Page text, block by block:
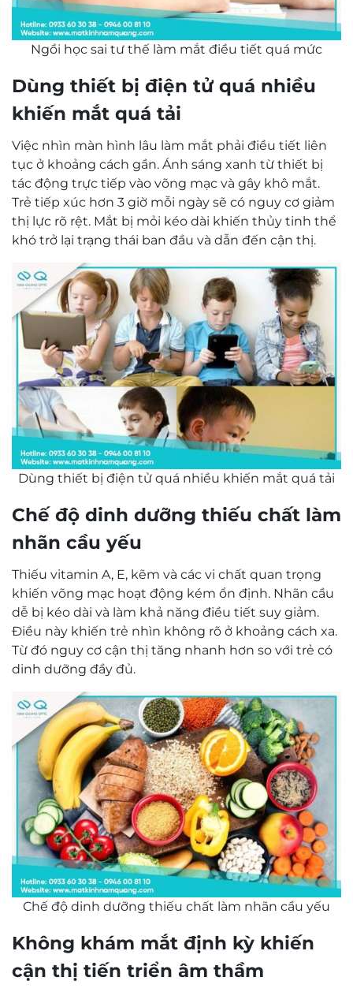
Ngồi học sai tư thế làm mắt điều tiết quá mức
Dùng thiết bị điện tử quá nhiều
khiến mắt quá tải
Việc nhìn màn hình lâu làm mắt phải điều tiết liên
tục ở khoảng cách gần. Ánh sáng xanh từ thiết bị
tác động trực tiếp vào võng mạc và gây khô mắt.
Trẻ tiếp xúc hơn 3 giờ mỗi ngày sẽ có nguy cơ giảm
thị lực rõ rệt. Mắt bị mỏi kéo dài khiến thủy tinh thể
khó trở lại trạng thái ban đầu và dẫn đến cận thị.
Dùng thiết bị điện tử quá nhiều khiến mắt quá tải
Chế độ dinh dưỡng thiếu chất làm
nhãn cầu yếu
Thiếu vitamin A, E, kẽm và các vi chất quan trọng
khiến võng mạc hoạt động kém ổn định. Nhãn cầu
dễ bị kéo dài và làm khả năng điều tiết suy giảm.
Điều này khiến trẻ nhìn không rõ ở khoảng cách xa.
Từ đó nguy cơ cận thị tăng nhanh hơn so với trẻ có
dinh dưỡng đầy đủ.
Chế độ dinh dưỡng thiếu chất làm nhãn cầu yếu
Không khám mắt định kỳ khiến
cận thị tiến triển âm thầm